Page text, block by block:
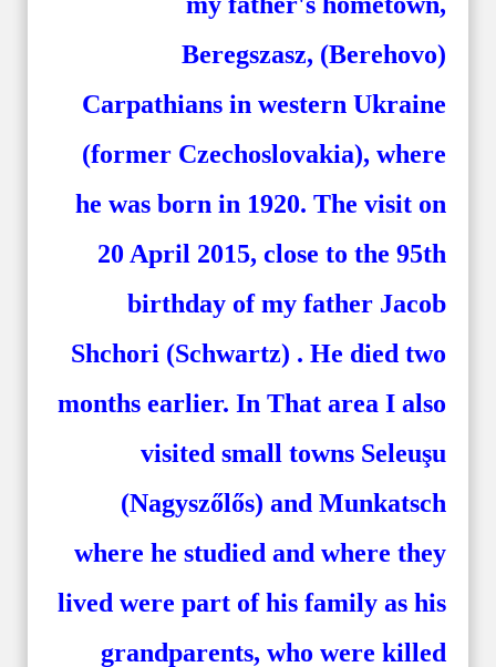
Beregszasz, (Berehovo)
Carpathians in western Ukraine
(former Czechoslovakia), where
he was born in 1920. The visit on
20 April 2015, close to the 95th
birthday of my father Jacob
Shchori (Schwartz) . He died two
months earlier. In That area I also
visited small towns Seleuşu
(Nagyszőlős) and Munkatsch
where he studied and where they
lived were part of his family as his
grandparents, who were killed